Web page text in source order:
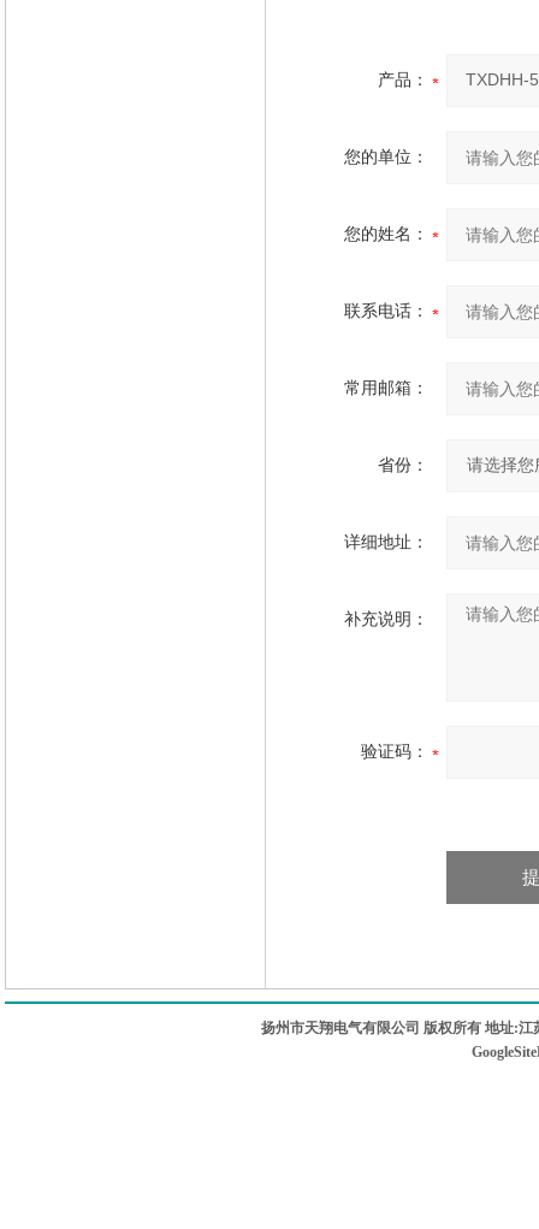
产品：
您的单位：
您的姓名：
联系电话：
常用邮箱：
省份：
详细地址：
补充说明：
验证码：
扬州市天翔电气有限公司 版权所有 地址: